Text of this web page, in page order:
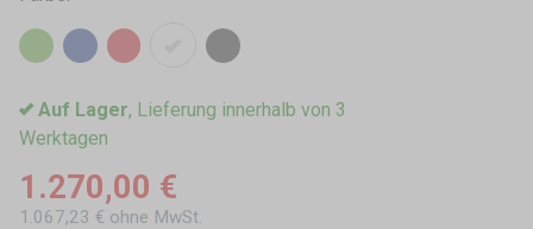
Auf Lager, Lieferung innerhalb von 3
Werktagen
1.270,00 €
1.067,23 € ohne MwSt.